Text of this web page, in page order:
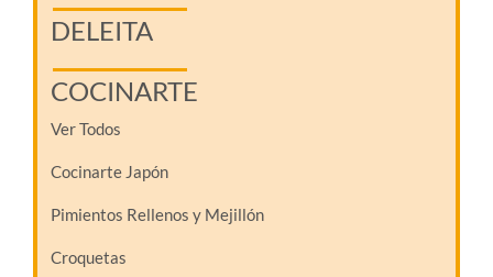
DELEITA
COCINARTE
Ver Todos
Cocinarte Japón
Pimientos Rellenos y Mejillón
Croquetas